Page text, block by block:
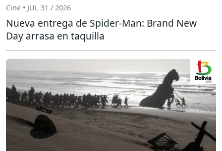
Cine • JUL 31 / 2026
Nueva entrega de Spider-Man: Brand New
Day arrasa en taquilla